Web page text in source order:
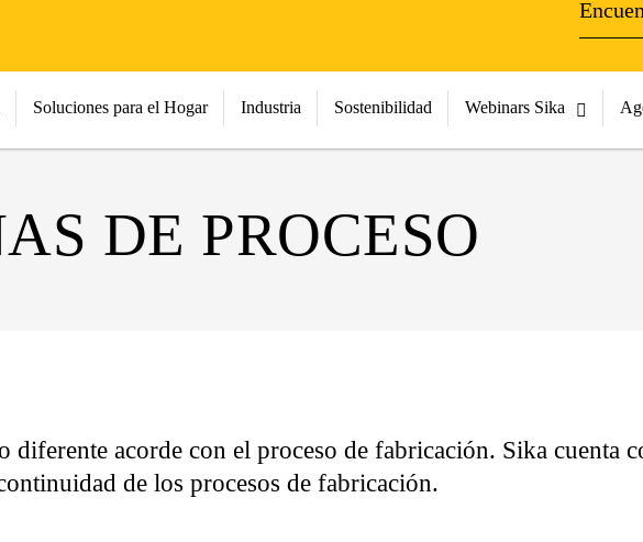
Soluciones para el Hogar Industria Sostenibilidad Webinars Sika
DE PROCESO
diferente acorde con el proceso de fabricación. Sika cuenta
de los procesos de fabricación.